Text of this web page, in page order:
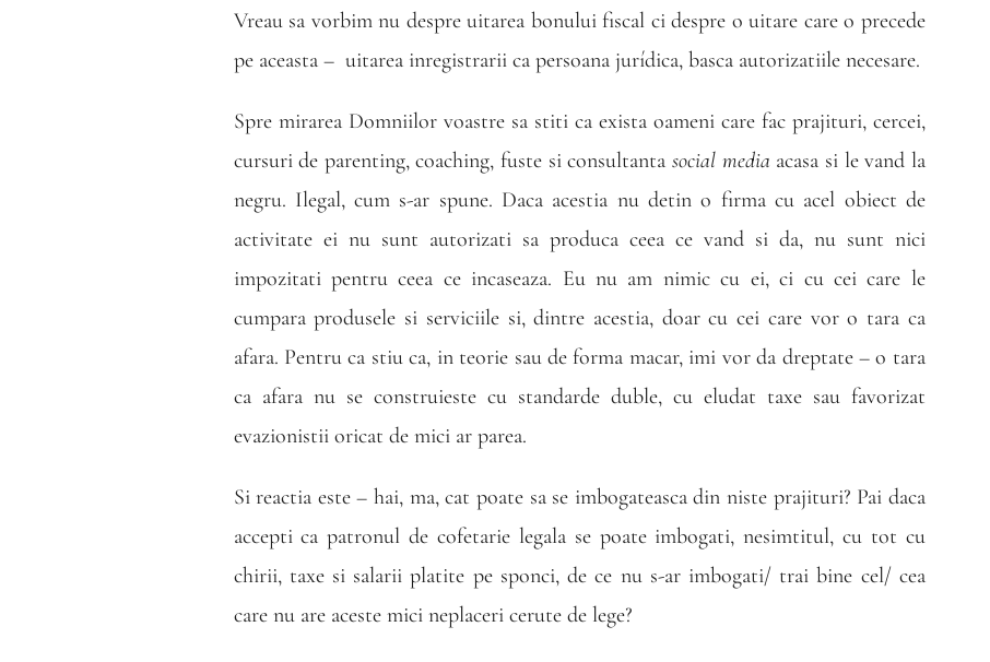
Vreau sa vorbim nu despre uitarea bonului fiscal ci despre o uitare care o precede
pe aceasta – uitarea inregistrarii ca persoana jurídica, basca autorizatiile necesare.
Spre mirarea Domniilor voastre sa stiti ca exista oameni care fac prajituri, cercei,
cursuri de parenting, coaching, fuste si consultantasocial media acasa si le vand la
negru. Ilegal, cum s-ar spune. Daca acestia nu detin o firma cu acel obiect de
activitate ei nu sunt autorizati sa produca ceea ce vand si da, nu sunt nici
impozitati pentru ceea ce incaseaza. Eu nu am nimic cu ei, ci cu cei care le
cumpara produsele si serviciile si, dintre acestia, doar cu cei care vor o tara ca
afara. Pentru ca stiu ca, in teorie sau de forma macar, imi vor da dreptate – o tara
ca afara nu se construieste cu standarde duble, cu eludat taxe sau favorizat
evazionistii oricat de mici ar parea.
Si reactia este – hai, ma, cat poate sa se imbogateasca din niste prajituri? Pai daca
accepti ca patronul de cofetarie legala se poate imbogati, nesimtitul, cu tot cu
chirii, taxe si salarii platite pe sponci, de ce nu s-ar imbogati/ trai bine cel/ cea
care nu are aceste mici neplaceri cerute de lege?